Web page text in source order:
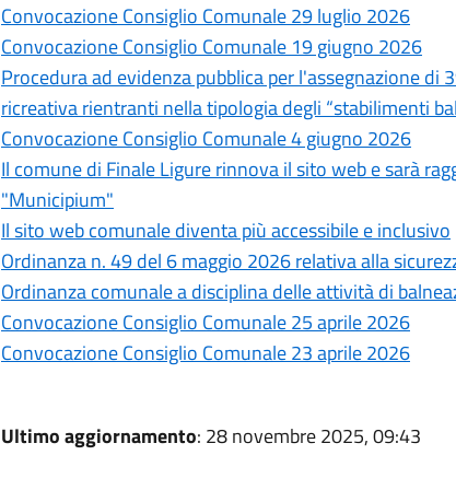
Convocazione Consiglio Comunale 29 luglio 2026
Convocazione Consiglio Comunale 19 giugno 2026
Procedura ad evidenza pubblica per l'assegnazione
ricreativa rientranti nella tipologia degli “stabilimenti
Convocazione Consiglio Comunale 4 giugno 2026
Il comune di Finale Ligure rinnova il sito web e sarà
"Municipium"
Il sito web comunale diventa più accessibile e inclusivo
Ordinanza n. 49 del 6 maggio 2026 relativa alla
Ordinanza comunale a disciplina delle attività di
Convocazione Consiglio Comunale 25 aprile 2026
Convocazione Consiglio Comunale 23 aprile 2026
Ultimo aggiornamento: 28 novembre 2025, 09:43